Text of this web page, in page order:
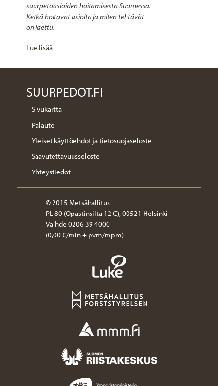
suurpetoasioiden hoitamisesta Suomessa.
Ketkä hoitavat asioita ja miten tehtävät
on jaettu.
Lue lisää
SUURPEDOT.FI
Sivukartta
Palaute
Yleiset käyttöehdot ja tietosuojaseloste
Saavutettavuusseloste
Yhteystiedot
© 2015 Metsähallitus
PL 80 (Opastinsilta 12 C), 00521 Helsinki
Vaihde 0206 39 4000
(0,00 €/min + pvm/mpm)